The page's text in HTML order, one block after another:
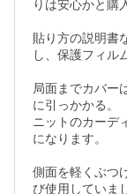
りは安心かと購
貼り方の説明書
し、保護フィル
局面までカバー
に引っかかる。
ニットのカーデ
になります。
側面を軽くぶつ
び使用していま